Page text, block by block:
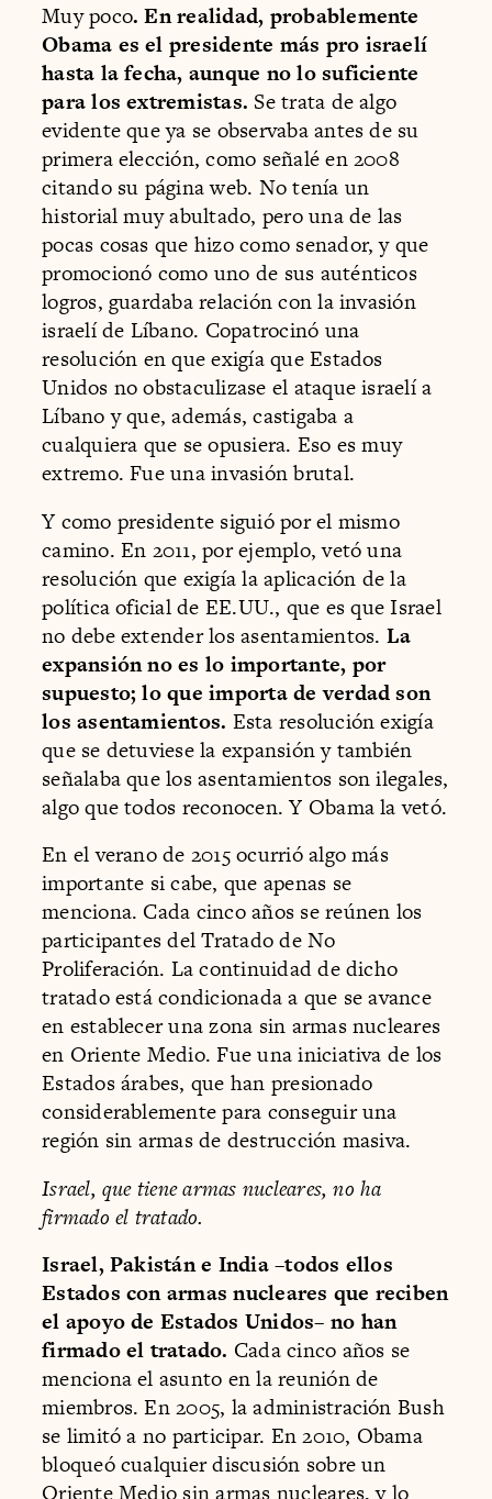
Muy poco. En realidad, probablemente
Obama es el presidente más pro israelí
hasta la fecha, aunque no lo suficiente
para los extremistas. Se trata de algo
evidente que ya se observaba antes de su
primera elección, como señalé en 2008
citando su página web. No tenía un
historial muy abultado, pero una de las
pocas cosas que hizo como senador, y que
promocionó como uno de sus auténticos
logros, guardaba relación con la invasión
israelí de Líbano. Copatrocinó una
resolución en que exigía que Estados
Unidos no obstaculizase el ataque israelí a
Líbano y que, además, castigaba a
cualquiera que se opusiera. Eso es muy
extremo. Fue una invasión brutal.
Y como presidente siguió por el mismo
camino. En 2011, por ejemplo, vetó una
resolución que exigía la aplicación de la
política oficial de EE.UU., que es que Israel
no debe extender los asentamientos. La
expansión no es lo importante, por
supuesto; lo que importa de verdad son
los asentamientos. Esta resolución exigía
que se detuviese la expansión y también
señalaba que los asentamientos son ilegales,
algo que todos reconocen. Y Obama la vetó.
En el verano de 2015 ocurrió algo más
importante si cabe, que apenas se
menciona. Cada cinco años se reúnen los
participantes del Tratado de No
Proliferación. La continuidad de dicho
tratado está condicionada a que se avance
en establecer una zona sin armas nucleares
en Oriente Medio. Fue una iniciativa de los
Estados árabes, que han presionado
considerablemente para conseguir una
región sin armas de destrucción masiva.
Israel, que tiene armas nucleares, no ha
firmado el tratado.
Israel, Pakistán e India –todos ellos
Estados con armas nucleares que reciben
el apoyo de Estados Unidos– no han
firmado el tratado. Cada cinco años se
menciona el asunto en la reunión de
miembros. En 2005, la administración Bush
se limitó a no participar. En 2010, Obama
bloqueó cualquier discusión sobre un